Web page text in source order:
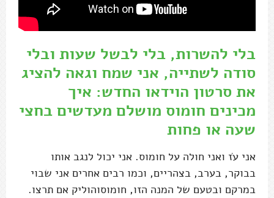
בלי להשרות, בלי לבשל שעות ובלי
סודה לשתייה, אני שמח וגאה להציג
את סרטון הוידאו החדש: איך
מכינים חומוס מושלם מעדשים בחצי
שעה או פחות
אני עֹז ואני חולה על חומוס. אני יכול לנגב אותו
בבוקר, בערב, בצהריים, וכמו רבים אחרים אני שבוי
במרקם ובטעם של המנה הזו, חומוסוהוליק אם תרצו.